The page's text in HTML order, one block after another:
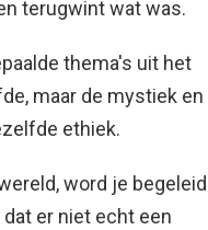
terugwint wat was.
thema's uit het
maar de mystiek en
ethiek.
word je begeleid
er niet echt een